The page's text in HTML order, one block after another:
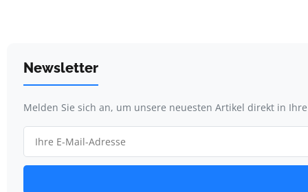
Newsletter
Melden Sie sich an, um unsere neuesten Artikel direkt in